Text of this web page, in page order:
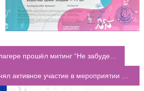
прошёл митинг “Не забудем никогда…”